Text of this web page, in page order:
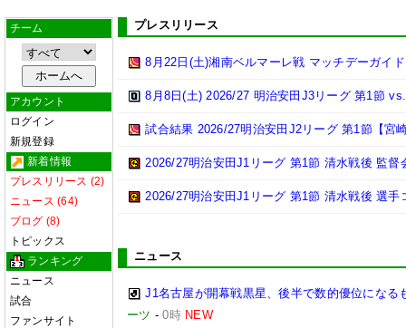
チーム
アカウント
ログイン
新規登録
新着情報
プレスリリース (2)
ニュース (64)
ブログ (8)
トピックス
ランキング
ニュース
試合
ファンサイト
プレスリリース
8月22日(土)湘南ベルマーレ戦 マッチデーガイド
8月8日(土) 2026/27 明治安田J3リーグ 第1節
試合結果 2026/27明治安田J2リーグ 第1節【宮
2026/27明治安田J1リーグ 第1節 清水戦後 監督
2026/27明治安田J1リーグ 第1節 清水戦後 選手
ニュース
J1名古屋が開幕戦黒星、後半で数的優位にな
ーツ -0時 NEW